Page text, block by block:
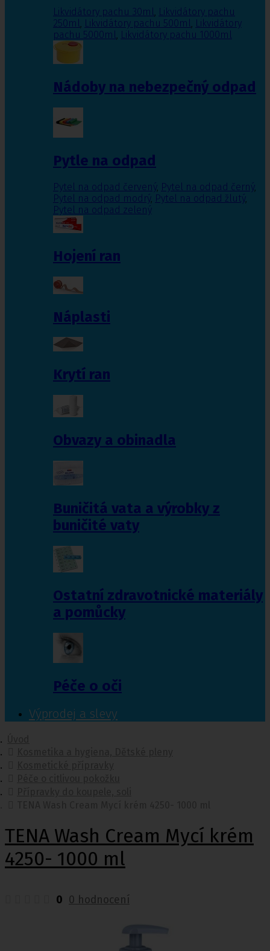
Likvidátory pachu 30ml, Likvidátory pachu
250ml, Likvidátory pachu 500ml, Likvidátory
pachu 5000ml, Likvidátory pachu 1000ml
Nádoby na nebezpečný odpad
Pytle na odpad
Pytel na odpad červený, Pytel na odpad černý,
Pytel na odpad modrý, Pytel na odpad žlutý,
Pytel na odpad zelený
Hojení ran
Náplasti
Krytí ran
Obvazy a obinadla
Buničitá vata a výrobky z
buničité vaty
Ostatní zdravotnické materiály
a pomůcky
Péče o oči
Výprodej a slevy
TENA Wash Cream Mycí krém
4250- 1000 ml
0 0 hodnocení